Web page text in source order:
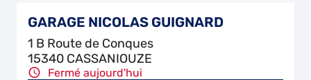
GARAGE NICOLAS GUIGNARD
1 B Route de Conques
15340 CASSANIOUZE
Fermé aujourd'hui